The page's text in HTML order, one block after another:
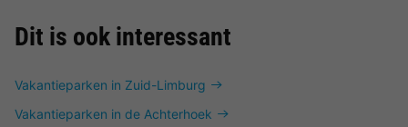
Dit is ook interessant
Vakantieparken in Zuid-Limburg
Vakantieparken in de Achterhoek